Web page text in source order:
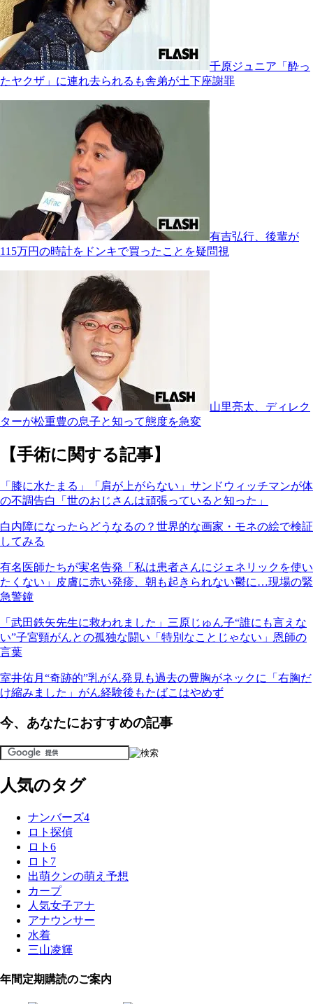
千原ジュニア「酔っ
たヤクザ」に連れ去られるも舎弟が土下座謝罪
有吉弘行、後輩が
115万円の時計をドンキで買ったことを疑問視
山里亮太、ディレク
ターが松重豊の息子と知って態度を急変
【手術に関する記事】
「膝に水たまる」「肩が上がらない」サンドウィッチマンが体
の不調告白「世のおじさんは頑張っていると知った」
白内障になったらどうなるの？世界的な画家・モネの絵で検証
してみる
有名医師たちが実名告発「私は患者さんにジェネリックを使い
たくない」皮膚に赤い発疹、朝も起きられない鬱に…現場の緊
急警鐘
「武田鉄矢先生に救われました」三原じゅん子“誰にも言えな
い”子宮頸がんとの孤独な闘い「特別なことじゃない」恩師の
言葉
室井佑月“奇跡的”乳がん発見も過去の豊胸がネックに「右胸だ
け縮みました」がん経験後もたばこはやめず
今、あなたにおすすめの記事
人気のタグ
ナンバーズ4
ロト探偵
ロト6
ロト7
出萌クンの萌え予想
カープ
人気女子アナ
アナウンサー
水着
三山凌輝
年間定期購読のご案内